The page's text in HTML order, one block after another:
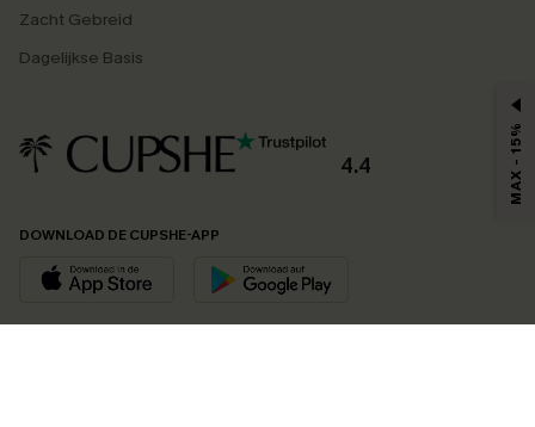
Zacht Gebreid
Dagelijkse Basis
4.4
DOWNLOAD DE CUPSHE-APP
MAX - 15%